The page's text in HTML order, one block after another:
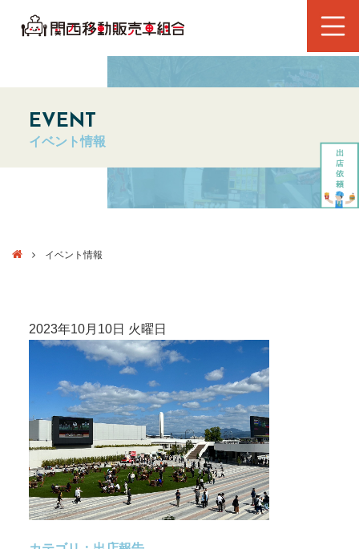
EVENT
イベント情報
イベント情報
2023年10月10日 火曜日